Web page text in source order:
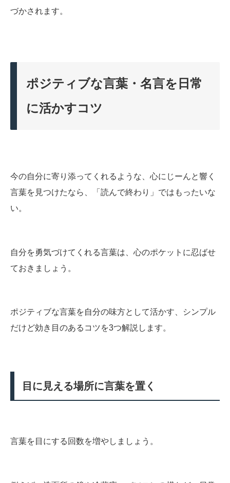
づかされます。
ポジティブな言葉・名言を日常
に活かすコツ
今の自分に寄り添ってくれるような、心にじーんと響く
言葉を見つけたなら、「読んで終わり」ではもったいな
い。
自分を勇気づけてくれる言葉は、心のポケットに忍ばせ
ておきましょう。
ポジティブな言葉を自分の味方として活かす、シンプル
だけど効き目のあるコツを3つ解説します。
目に見える場所に言葉を置く
言葉を目にする回数を増やしましょう。